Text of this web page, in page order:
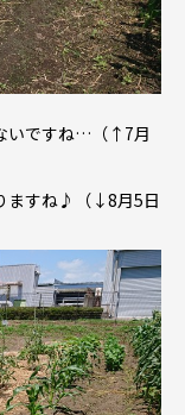
いですね…（↑7月
ますね♪（↓8月5日